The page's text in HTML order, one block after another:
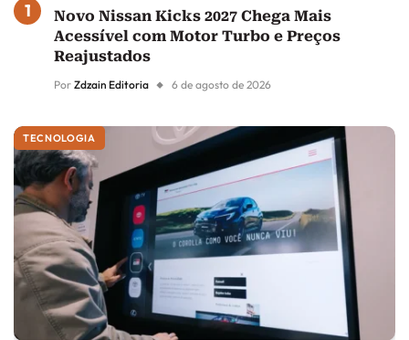
Novo Nissan Kicks 2027 Chega Mais
Acessível com Motor Turbo e Preços
Reajustados
Por Zdzain Editoria 6 de agosto de 2026
TECNOLOGIA